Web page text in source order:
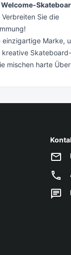
Welcome-
Sie die
Marke,
kreative Skateboard-
mischen harte